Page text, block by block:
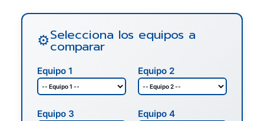
Selecciona los equipos a
comparar
Equipo 1 Equipo 2
Equipo 3 Equipo 4